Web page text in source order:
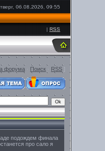
06.08.2026, 09:55
|RSS
форума Поиск RSS ]
подождем финала
про сало я